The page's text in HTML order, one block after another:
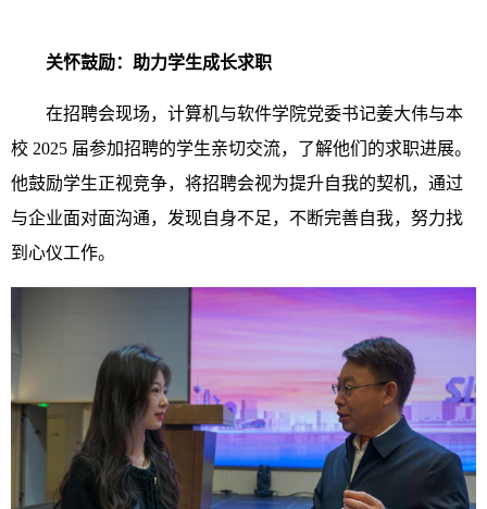
关怀鼓励：助力学生成长求职
在招聘会现场，计算机与软件学院党委书记姜大伟与本
校 2025 届参加招聘的学生亲切交流，了解他们的求职进展。
他鼓励学生正视竞争，将招聘会视为提升自我的契机，通过
与企业面对面沟通，发现自身不足，不断完善自我，努力找
到心仪工作。